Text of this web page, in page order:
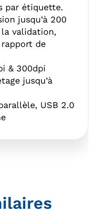
par étiquette.
jusqu’à 200
validation,
de
& 300dpi
jusqu’à
USB 2.0